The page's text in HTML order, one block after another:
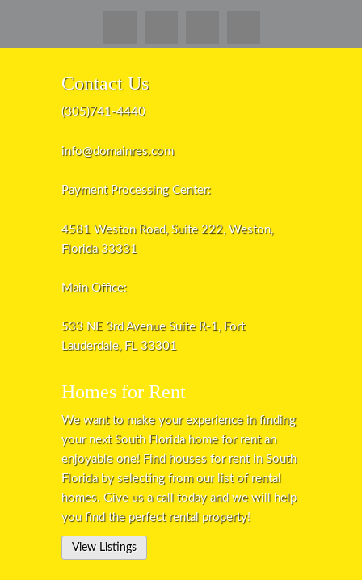
Contact Us
(305)741-4440
info@domainres.com
Payment Processing Center:
4581 Weston Road, Suite 222, Weston,
Florida 33331
Main Office:
533 NE 3rd Avenue Suite R-1, Fort
Lauderdale, FL 33301
Homes for Rent
We want to make your experience in finding
your next South Florida home for rent an
enjoyable one! Find houses for rent in South
Florida by selecting from our list of rental
homes. Give us a call today and we will help
you find the perfect rental property!
View Listings